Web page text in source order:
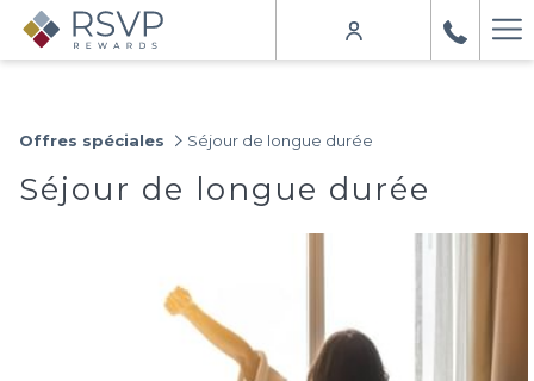
Offres spéciales Séjour de longue durée
Séjour de longue durée